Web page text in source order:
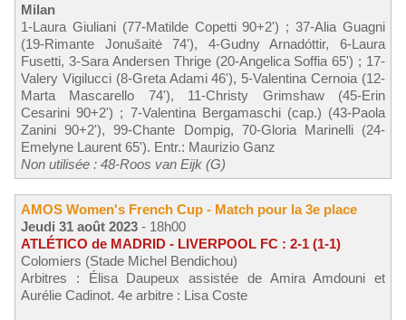
Milan
1-Laura Giuliani (77-Matilde Copetti 90+2') ; 37-Alia Guagni
(19-Rimante Jonušaitė 74'), 4-Gudny Arnadóttir, 6-Laura
Fusetti, 3-Sara Andersen Thrige (20-Angelica Soffia 65') ; 17-
Valery Vigilucci (8-Greta Adami 46'), 5-Valentina Cernoia (12-
Marta Mascarello 74'), 11-Christy Grimshaw (45-Erin
Cesarini 90+2') ; 7-Valentina Bergamaschi (cap.) (43-Paola
Zanini 90+2'), 99-Chante Dompig, 70-Gloria Marinelli (24-
Emelyne Laurent 65'). Entr.: Maurizio Ganz
Non utilisée : 48-Roos van Eijk (G)
AMOS Women's French Cup - Match pour la 3e place
Jeudi 31 août 2023 - 18h00
ATLÉTICO de MADRID - LIVERPOOL FC : 2-1 (1-1)
Colomiers (Stade Michel Bendichou)
Arbitres : Élisa Daupeux assistée de Amira Amdouni et
Aurélie Cadinot. 4e arbitre : Lisa Coste